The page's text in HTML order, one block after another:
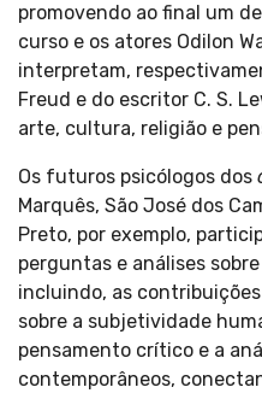
promovendo ao final um
curso e os atores Odilon
interpretam,
Freud e do escritor C. S.
arte, cultura, religião e
Os futuros psicólogos dos
Marquês, São José dos
Preto, por exemplo,
perguntas e análises
incluindo, as
sobre a subjetividade
pensamento crítico e a
contemporâneos,